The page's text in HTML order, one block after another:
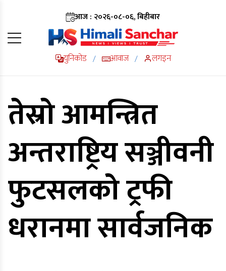
आज : २०२६-०८-०६, बिहीबार
युनिकोड / आवाज / लगइन
तेस्रो आमन्त्रित
अन्तराष्ट्रिय सञ्जीवनी
फुटसलको ट्रफी
धरानमा सार्वजनिक